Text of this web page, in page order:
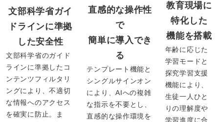
文部科学省ガイ
ドラインに準拠
した安全性
文部科学省のガイド
ラインに準拠したコ
ンテンツフィルタリ
ングにより、不適切
な情報へのアクセス
を確実に防止。ま
直感的な操作性
で
簡単に導入でき
る
テンプレート機能と
シングルサインオン
により、AIへの複雑
な指示を不要とし、
直感的な操作環境を
教育現場に
特化した
機能を搭載
年齢に応じた
学習モードと
探究学習支援
機能により、
生徒一人ひと
りの理解度や
学習進度に合